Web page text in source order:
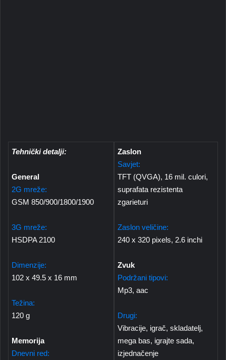
Tehnički detalji:
General
2G mreže:
GSM 850/900/1800/1900
3G mreže:
HSDPA 2100
Dimenzije:
102 x 49.5 x 16 mm
Težina:
120 g
Memorija
Dnevni red:
Zaslon
Savjet:
TFT (QVGA), 16 mil. culori,
suprafata rezistenta
zgarieturi
Zaslon veličine:
240 x 320 pixels, 2.6 inchi
Zvuk
Podržani tipovi:
Mp3, aac
Drugi:
Vibracije, igrač, skladatelj,
mega bas, igrajte sada,
izjednačenje